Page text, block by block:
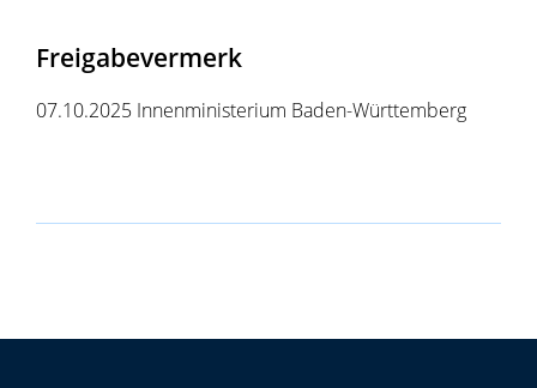
Freigabevermerk
07.10.2025 Innenministerium Baden-Württemberg